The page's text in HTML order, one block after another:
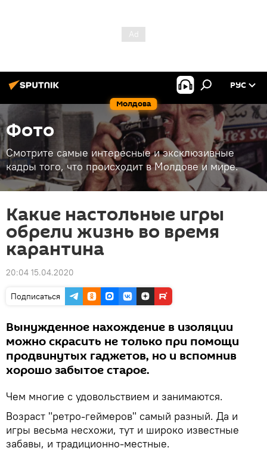
Молдова
РУС
Фото
Смотрите самые интересные и эксклюзивные
кадры того, что происходит в Молдове и мире.
Какие настольные игры
обрели жизнь во время
карантина
20:04 15.04.2020
Подписаться
Вынужденное нахождение в изоляции
можно скрасить не только при помощи
продвинутых гаджетов, но и вспомнив
хорошо забытое старое.
Чем многие с удовольствием и занимаются.
Возраст "ретро-геймеров" самый разный. Да и
игры весьма несхожи, тут и широко известные
забавы, и традиционно-местные.